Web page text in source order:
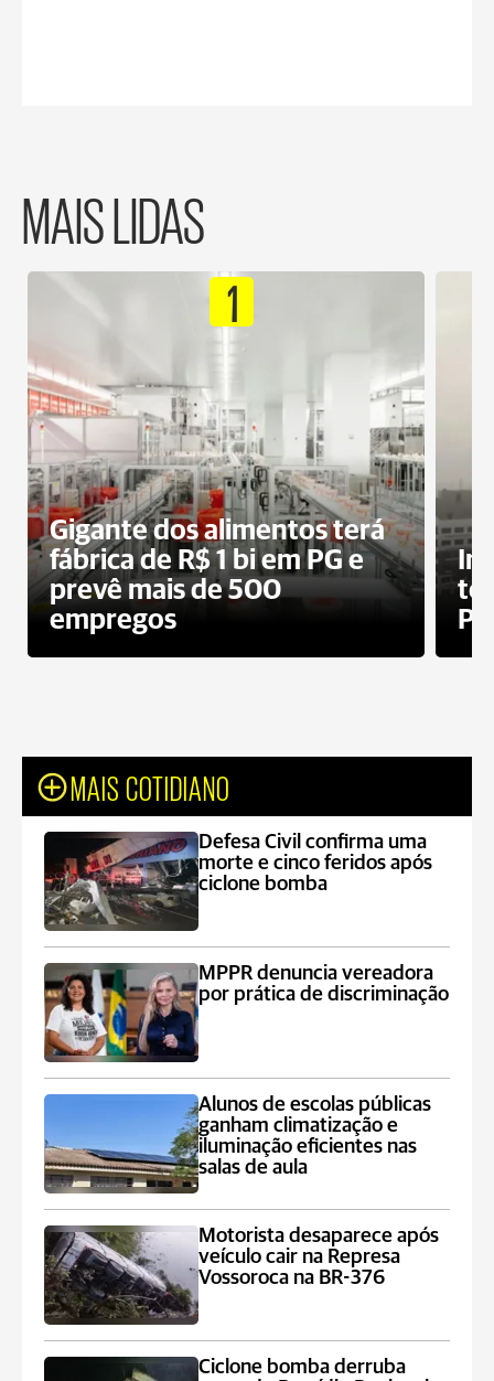
MAIS LIDAS
1
Gigante dos alimentos terá
fábrica de R$ 1 bi em PG e
prevê mais de 500
empregos
MAIS COTIDIANO
Defesa Civil confirma uma
morte e cinco feridos após
ciclone bomba
MPPR denuncia vereadora
por prática de discriminação
Alunos de escolas públicas
ganham climatização e
iluminação eficientes nas
salas de aula
Motorista desaparece após
veículo cair na Represa
Vossoroca na BR-376
Ciclone bomba derruba